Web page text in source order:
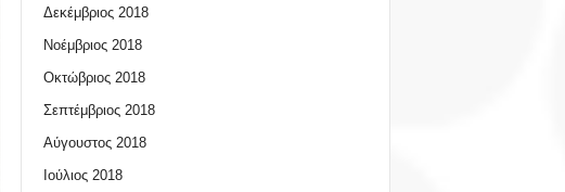
Δεκέμβριος 2018
Νοέμβριος 2018
Οκτώβριος 2018
Σεπτέμβριος 2018
Αύγουστος 2018
Ιούλιος 2018